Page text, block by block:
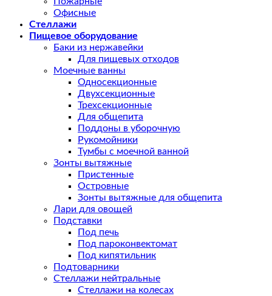
Офисные
Стеллажи
Пищевое оборудование
Баки из нержавейки
Для пищевых отходов
Моечные ванны
Односекционные
Двухсекционные
Трехсекционные
Для общепита
Поддоны в уборочную
Рукомойники
Тумбы с моечной ванной
Зонты вытяжные
Пристенные
Островные
Зонты вытяжные для общепита
Лари для овощей
Подставки
Под печь
Под пароконвектомат
Под кипятильник
Подтоварники
Стеллажи нейтральные
Стеллажи на колесах